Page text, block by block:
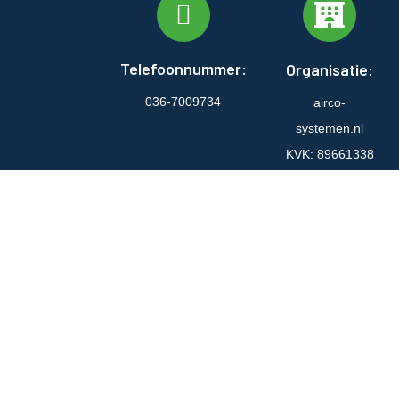
Telefoonnummer:
036-7009734
Organisatie:
airco-
systemen.nl
KVK: 89661338